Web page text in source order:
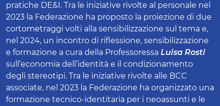
pratiche DE&I. Tra le iniziative rivolte al personale nel
2023 la Federazione ha proposto la proiezione di due
cortometraggi volti alla sensibilizzazione sul tema e,
nel 2024, un incontro di riflessione, sensibilizzazione
e formazione a cura della Professoressa Luisa Rosti
sull’economia dell’identità e il condizionamento
degli stereotipi. Tra le iniziative rivolte alle BCC
associate, nel 2023 la Federazione ha organizzato una
formazione tecnico-identitaria per i neoassunti e le